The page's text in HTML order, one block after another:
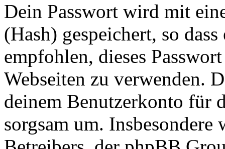
Dein Passwort wird mit
(Hash) gespeichert, so
empfohlen, dieses
Webseiten zu verwenden.
deinem Benutzerkonto für
sorgsam um.